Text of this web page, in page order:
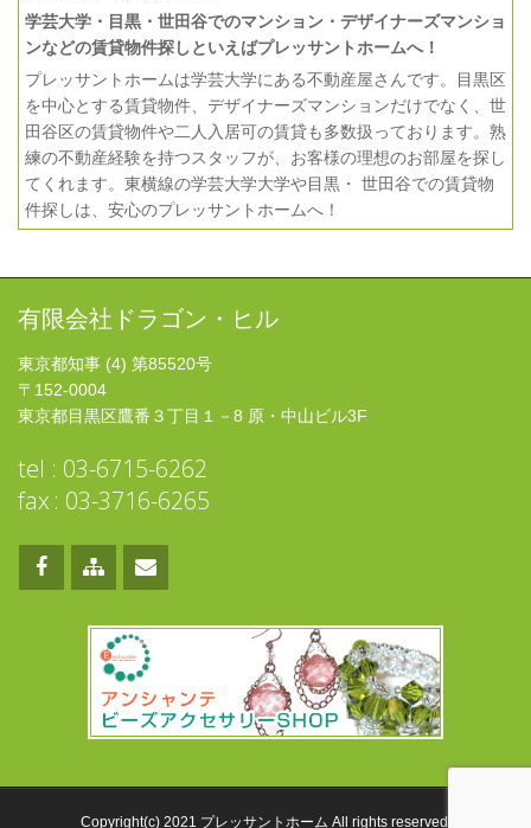
学芸大学・目黒・世田谷でのマンション・デザイナーズマンショ
ンなどの賃貸物件探しといえばプレッサントホームへ！
プレッサントホームは学芸大学にある不動産屋さんです。目黒区
を中心とする賃貸物件、デザイナーズマンションだけでなく、世
田谷区の賃貸物件や二人入居可の賃貸も多数扱っております。熟
練の不動産経験を持つスタッフが、お客様の理想のお部屋を探し
てくれます。東横線の学芸大学大学や目黒・ 世田谷での賃貸物
件探しは、安心のプレッサントホームへ！
有限会社ドラゴン・ヒル
東京都知事 (4) 第85520号
〒152-0004
東京都目黒区鷹番３丁目１－8 原・中山ビル3F
tel : 03-6715-6262
fax : 03-3716-6265
Copyright(c) 2021 プレッサントホーム All rights reserved.